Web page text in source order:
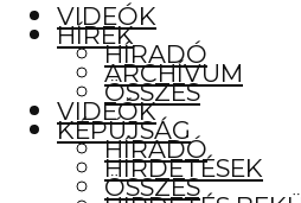
VIDEÓK
HÍRADÓ
ÖSSZES
KÉPÚJSÁG
HIRDETÉSEK
HÍREK
ARCHÍVUM
VIDEÓK
HÍRADÓ
ÖSSZES